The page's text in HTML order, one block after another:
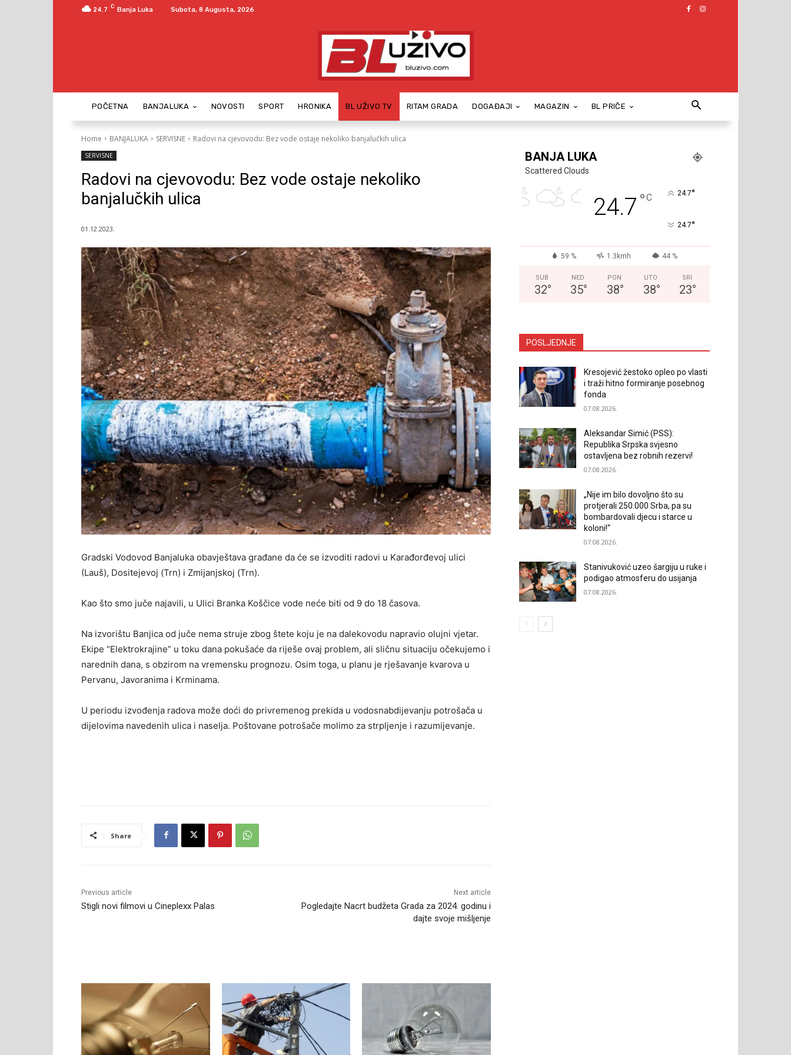
24.7 C Banja Luka Subota, 8 Augusta, 2026
POČETNA BANJALUKA NOVOSTI SPORT HRONIKA BL UŽIVO TV RITAM GRADA DOGAĐAJI MAGAZIN BL PRIČE
Home BANJALUKA SERVISNE Radovi na cjevovodu: Bez vode ostaje nekoliko banjalučkih ulica
SERVISNE
Radovi na cjevovodu: Bez vode ostaje nekoliko
banjalučkih ulica
01.12.2023.
Gradski Vodovod Banjaluka obavještava građane da će se izvoditi radovi u Karađorđevoj ulici
(Lauš), Dositejevoj (Trn) i Zmijanjskoj (Trn).
Kao što smo juče najavili, u Ulici Branka Koščice vode neće biti od 9 do 18 časova.
Na izvorištu Banjica od juče nema struje zbog štete koju je na dalekovodu napravio olujni vjetar.
Ekipe “Elektrokrajine” u toku dana pokušaće da riješe ovaj problem, ali sličnu situaciju očekujemo i
narednih dana, s obzirom na vremensku prognozu. Osim toga, u planu je rješavanje kvarova u
Pervanu, Javoranima i Krminama.
U periodu izvođenja radova može doći do privremenog prekida u vodosnabdijevanju potrošača u
dijelovima navedenih ulica i naselja. Poštovane potrošače molimo za strpljenje i razumijevanje.
Share
Previous article
Stigli novi filmovi u Cineplexx Palas
Next article
Pogledajte Nacrt budžeta Grada za 2024. godinu i
dajte svoje mišljenje
BANJA LUKA
Scattered Clouds
24.7 °C 24.7°
24.7°
59 % 1.3kmh 44 %
SUB
32°
NED
35°
PON
38°
UTO
38°
SRI
23°
POSLJEDNJE
Kresojević žestoko opleo po vlasti
i traži hitno formiranje posebnog
fonda
07.08.2026.
Aleksandar Simić (PSS):
Republika Srpska svjesno
ostavljena bez robnih rezervi!
07.08.2026.
„Nije im bilo dovoljno što su
protjerali 250.000 Srba, pa su
bombardovali djecu i starce u
koloni!“
07.08.2026.
Stanivuković uzeo šargiju u ruke i
podigao atmosferu do usijanja
07.08.2026.